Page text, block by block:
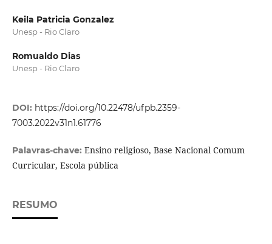
Keila Patricia Gonzalez
Unesp - Rio Claro
Romualdo Dias
Unesp - Rio Claro
DOI: https://doi.org/10.22478/ufpb.2359-
7003.2022v31n1.61776
Palavras-chave: Ensino religioso, Base Nacional Comum
Curricular, Escola pública
RESUMO